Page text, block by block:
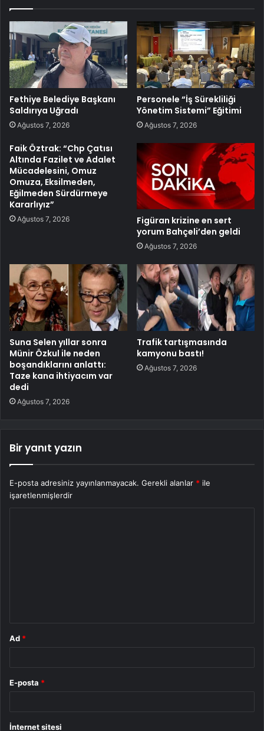
Fethiye Belediye Başkanı
Saldırıya Uğradı
Ağustos 7, 2026
Personele “İş Sürekliliği
Yönetim Sistemi” Eğitimi
Ağustos 7, 2026
Faik Öztrak: “Chp Çatısı
Altında Fazilet ve Adalet
Mücadelesini, Omuz
Omuza, Eksilmeden,
Eğilmeden Sürdürmeye
Kararlıyız”
Ağustos 7, 2026
Figüran krizine en sert
yorum Bahçeli’den geldi
Ağustos 7, 2026
Suna Selen yıllar sonra
Münir Özkul ile neden
boşandıklarını anlattı:
Taze kana ihtiyacım var
dedi
Ağustos 7, 2026
Trafik tartışmasında
kamyonu bastı!
Ağustos 7, 2026
Bir yanıt yazın
E-posta adresiniz yayınlanmayacak. Gerekli alanlar * ile
işaretlenmişlerdir
Ad *
E-posta *
İnternet sitesi